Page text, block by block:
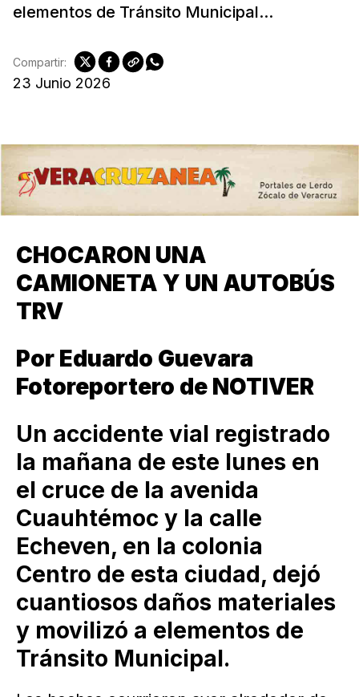
elementos de Tránsito Municipal...
23 Junio 2026
Compartir:
CHOCARON UNA
CAMIONETA Y UN AUTOBÚS
TRV
Por Eduardo Guevara
Fotoreportero de NOTIVER
Un accidente vial registrado
la mañana de este lunes en
el cruce de la avenida
Cuauhtémoc y la calle
Echeven, en la colonia
Centro de esta ciudad, dejó
cuantiosos daños materiales
y movilizó a elementos de
Tránsito Municipal.